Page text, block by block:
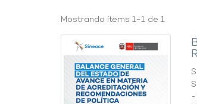
Mostrando ítems 1-1 de 1
-